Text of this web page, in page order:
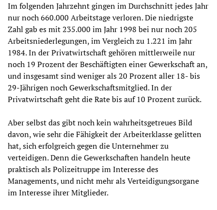
Im folgenden Jahrzehnt gingen im Durchschnitt jedes Jahr
nur noch 660.000 Arbeitstage verloren. Die niedrigste
Zahl gab es mit 235.000 im Jahr 1998 bei nur noch 205
Arbeitsniederlegungen, im Vergleich zu 1.221 im Jahr
1984. In der Privatwirtschaft gehören mittlerweile nur
noch 19 Prozent der Beschäftigten einer Gewerkschaft an,
und insgesamt sind weniger als 20 Prozent aller 18- bis
29-Jährigen noch Gewerkschaftsmitglied. In der
Privatwirtschaft geht die Rate bis auf 10 Prozent zurück.
Aber selbst das gibt noch kein wahrheitsgetreues Bild
davon, wie sehr die Fähigkeit der Arbeiterklasse gelitten
hat, sich erfolgreich gegen die Unternehmer zu
verteidigen. Denn die Gewerkschaften handeln heute
praktisch als Polizeitruppe im Interesse des
Managements, und nicht mehr als Verteidigungsorgane
im Interesse ihrer Mitglieder.